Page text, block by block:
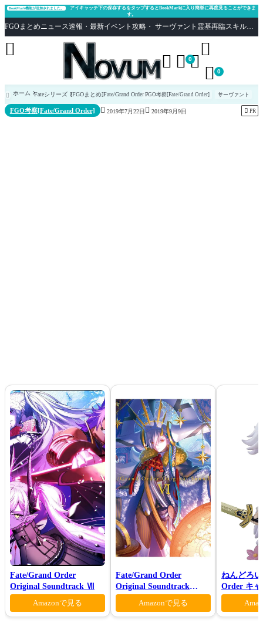
BookMark機能が追加されました。
アイキャッチ下の保存するをタップするとBookMarkに入り簡単に再度見ることができま
す。
FGOまとめニュース速報・最新イベント攻略・ サーヴァント霊基再臨スキル性能評価まとめ Fate/Grand Order
  0

 0

 ホーム Fateシリーズ [FGOまとめ]Fate/Grand Order FGO考察[Fate/Grand Order] サーヴァント
FGO考察[Fate/Grand Order]  2019年7月22日  2019年9月9日  PR
Fate/Grand Order
Original Soundtrack Ⅶ
Amazonで見る
Fate/Grand Order
Original Soundtrack
VI(初回仕様限定盤)
Amazonで見る
ねんどろ
Order キ
ン 花の魔